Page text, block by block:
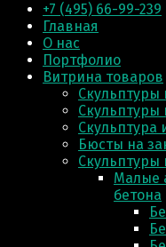
+7 (495) 66-99-239
Главная
О нас
Портфолио
Витрина товаров
Скульптуры
Скульптуры
Скульптура
Бюсты на
Скульптуры
Малые
бетона